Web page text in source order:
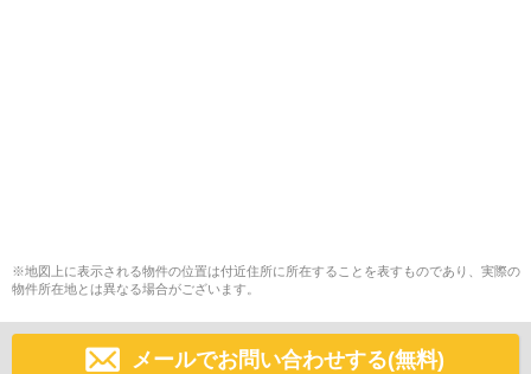
※地図上に表示される物件の位置は付近住所に所在することを表すものであり、実際の
物件所在地とは異なる場合がございます。
メールでお問い合わせする(無料)